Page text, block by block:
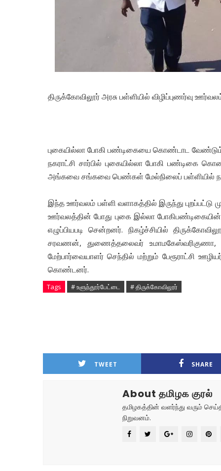
திருக்கோவிலூர் அரசு பள்ளியில் விழிப்புணர்வு
புகையில்லா போகி பண்டிகையை கொண்டாட வேண்டும்
நகராட்சி சார்பில் புகையில்லா போகி பண்டிகை
அங்கவை சங்கவை பெண்கள் மேல்நிலைப் பள்ளியில்
இந்த ஊர்வலம் பள்ளி வளாகத்தில் இருந்து
ஊர்வலத்தின் போது புகை இல்லா போகிபண்டிகையின்
எழுப்பியபடி சென்றனர். நிகழ்ச்சியில்
சரவணன், துணைத்தலைவர் உமாமகேஸ்வரிகுணா,
மேற்பார்வையாளர் செந்தில் மற்றும் பேரூராட்சி
கொண்டனர்.
Tags # உளுந்தூர்பேட்டை # திருக்கோவிலூர்
TWEET SHARE
About தமிழக குரல்
தமிழகத்தின் வளர்ந்து வரும்
நிறுவனம்.